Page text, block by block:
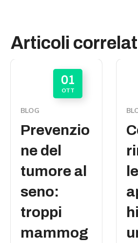
Articoli
01
OTT
BLOG
Prevenzio
ne del
tumore al
seno:
troppi
mammog
le